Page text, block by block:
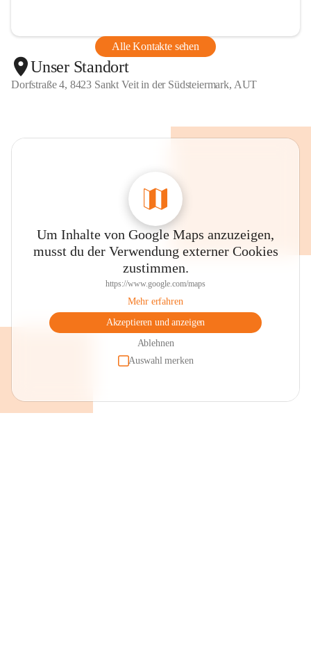
Alle Kontakte sehen
Unser Standort
Dorfstraße 4, 8423 Sankt Veit in der Südsteiermark, AUT
Um Inhalte von Google Maps anzuzeigen,
musst du der Verwendung externer Cookies
zustimmen.
https://www.google.com/maps
Mehr erfahren
Akzeptieren und anzeigen
Ablehnen
Auswahl merken